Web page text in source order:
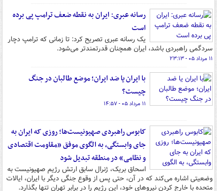
رسانه عبری: ایران به نقطه ضعف ترامپ پی برده
است
یک رسانه عبری تصریح کرد: تا زمانی که ترامپ دچار
سردگمی راهبردی باشد، ایران همچنان قدرتمندتر می‌شود.
۱۱ مرداد ۰۵ - ۲۳:۱۳
با ایران یا ضد ایران؛ موضع طالبان در جنگ
چیست؟
۱۱ مرداد ۰۵ - ۱۴:۵۷
کابوس راهبردی صهیونیست‌ها؛ روزی که ایران به
جای وابستگی، به الگوی موفق «مقاومت اقتصادی
و نظامی» در منطقه تبدیل شود
اسحاق بریک، ژنرال سابق ارتش رژیم صهیونیست به
وضعیتی اشاره می‌کند که در آن، حتی پس از وقوع جنگی دیگر با ایران، ایالات
متحده با خارج کردن نیروهای خود، این رژیم را در برابر تهران تنها بگذارد.